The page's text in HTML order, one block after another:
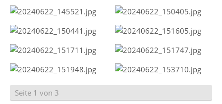
Seite 1 von 3